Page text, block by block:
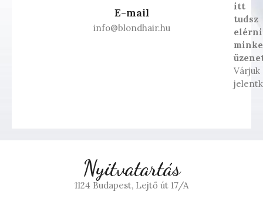
E-mail
info@blondhair.hu
itt
tudsz
elérni
Várjuk
Nyitvatartás
1124 Budapest, Lejtő út 17/A